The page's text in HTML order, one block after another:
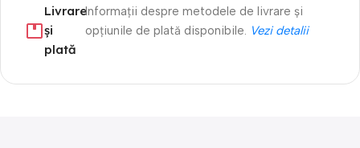
Livrare
și
plată
Informații despre metodele de livrare și
opțiunile de plată disponibile. Vezi detalii